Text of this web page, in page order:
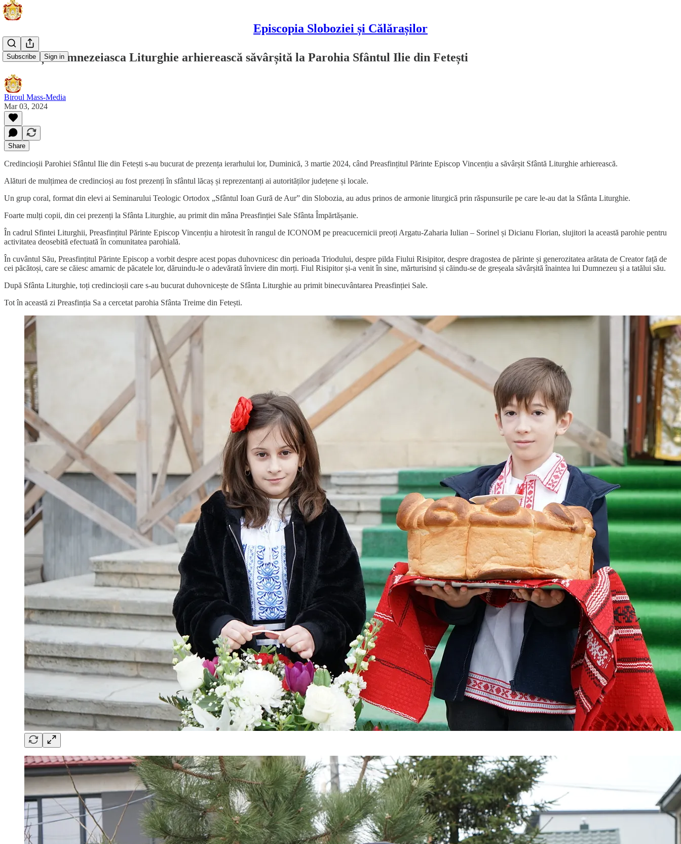
Episcopia Sloboziei și Călărașilor
Subscribe Sign in
Sfânta și Dumnezeiasca Liturghie arhierească săvârșită la Parohia Sfântul Ilie din Fetești
Biroul Mass-Media
Mar 03, 2024
Share
Credincioșii Parohiei Sfântul Ilie din Fetești s-au bucurat de prezența ierarhului lor, Duminică, 3 martie 2024, când Preasfințitul Părinte Episcop Vincențiu a săvârșit Sfântă Liturghie arhierească.
Alături de mulțimea de credincioși au fost prezenți în sfântul lăcaș și reprezentanți ai autorităților județene și locale.
Un grup coral, format din elevi ai Seminarului Teologic Ortodox „Sfântul Ioan Gură de Aur” din Slobozia, au adus prinos de armonie liturgică prin răspunsurile pe care le-au dat la Sfânta Liturghie.
Foarte mulți copii, din cei prezenți la Sfânta Liturghie, au primit din mâna Preasfinției Sale Sfânta Împărtășanie.
În cadrul Sfintei Liturghii, Preasfințitul Părinte Episcop Vincențiu a hirotesit în rangul de ICONOM pe preacucernicii preoți Argatu-Zaharia Iulian – Sorinel și Dicianu Florian, slujitori la această parohie pentru
activitatea deosebită efectuată în comunitatea parohială.
În cuvântul Său, Preasfințitul Părinte Episcop a vorbit despre acest popas duhovnicesc din perioada Triodului, despre pilda Fiului Risipitor, despre dragostea de părinte și generozitatea arătata de Creator față de
cei păcătoși, care se căiesc amarnic de păcatele lor, dăruindu-le o adevărată înviere din morți. Fiul Risipitor și-a venit în sine, mărturisind și căindu-se de greșeala săvârșită înaintea lui Dumnezeu și a tatălui său.
După Sfânta Liturghie, toți credincioșii care s-au bucurat duhovnicește de Sfânta Liturghie au primit binecuvântarea Preasfinției Sale.
Tot în această zi Preasfinția Sa a cercetat parohia Sfânta Treime din Fetești.